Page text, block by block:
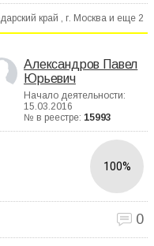
край , г. Москва и еще 2
Александров Павел
Юрьевич
Начало деятельности:
15.03.2016
№ в реестре: 15993
100%
0